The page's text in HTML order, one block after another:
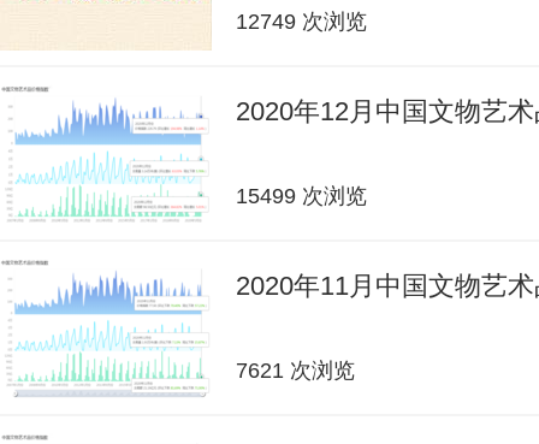
12749 次浏览
2020年12月中国文物艺
15499 次浏览
2020年11月中国文物艺
7621 次浏览